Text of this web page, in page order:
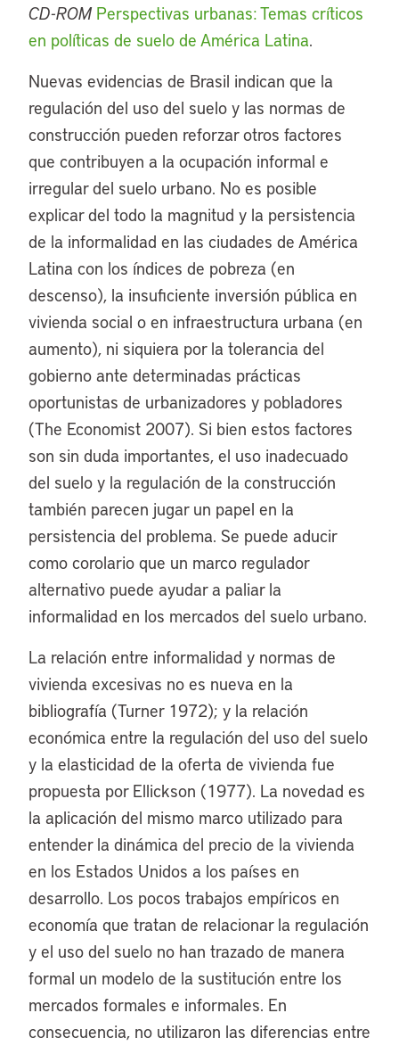
CD-ROM Perspectivas urbanas: Temas críticos
en políticas de suelo de América Latina.
Nuevas evidencias de Brasil indican que la
regulación del uso del suelo y las normas de
construcción pueden reforzar otros factores
que contribuyen a la ocupación informal e
irregular del suelo urbano. No es posible
explicar del todo la magnitud y la persistencia
de la informalidad en las ciudades de América
Latina con los índices de pobreza (en
descenso), la insuficiente inversión pública en
vivienda social o en infraestructura urbana (en
aumento), ni siquiera por la tolerancia del
gobierno ante determinadas prácticas
oportunistas de urbanizadores y pobladores
(The Economist 2007). Si bien estos factores
son sin duda importantes, el uso inadecuado
del suelo y la regulación de la construcción
también parecen jugar un papel en la
persistencia del problema. Se puede aducir
como corolario que un marco regulador
alternativo puede ayudar a paliar la
informalidad en los mercados del suelo urbano.
La relación entre informalidad y normas de
vivienda excesivas no es nueva en la
bibliografía (Turner 1972); y la relación
económica entre la regulación del uso del suelo
y la elasticidad de la oferta de vivienda fue
propuesta por Ellickson (1977). La novedad es
la aplicación del mismo marco utilizado para
entender la dinámica del precio de la vivienda
en los Estados Unidos a los países en
desarrollo. Los pocos trabajos empíricos en
economía que tratan de relacionar la regulación
y el uso del suelo no han trazado de manera
formal un modelo de la sustitución entre los
mercados formales e informales. En
consecuencia, no utilizaron las diferencias entre